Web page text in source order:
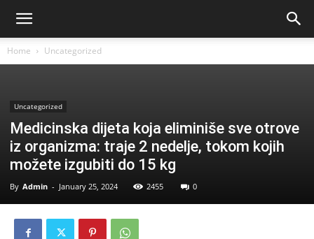
Home Uncategorized
Uncategorized
Medicinska dijeta koja eliminiše sve otrove
iz organizma: traje 2 nedelje, tokom kojih
možete izgubiti do 15 kg
By Admin - January 25, 2024 2455 0